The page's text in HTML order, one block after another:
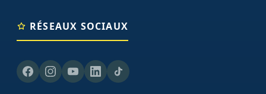
RÉSEAUX SOCIAUX